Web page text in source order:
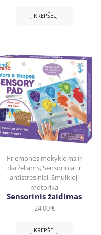
Į KREPŠELĮ
Priemonės mokykloms ir
darželiams,Sensoriniai ir
antistresiniai,Smulkioji
motorika
Sensorinis žaidimas
24,00€
Į KREPŠELĮ